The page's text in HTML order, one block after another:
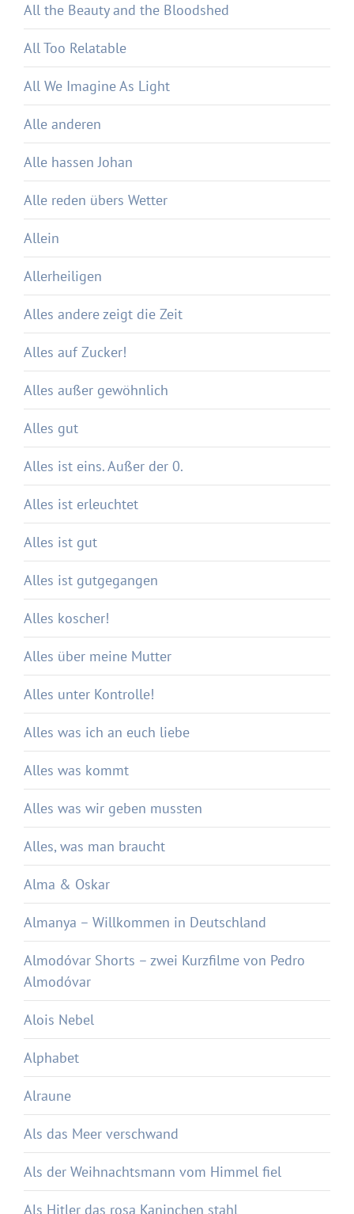
All the Beauty and the Bloodshed
All Too Relatable
All We Imagine As Light
Alle anderen
Alle hassen Johan
Alle reden übers Wetter
Allein
Allerheiligen
Alles andere zeigt die Zeit
Alles auf Zucker!
Alles außer gewöhnlich
Alles gut
Alles ist eins. Außer der 0.
Alles ist erleuchtet
Alles ist gut
Alles ist gutgegangen
Alles koscher!
Alles über meine Mutter
Alles unter Kontrolle!
Alles was ich an euch liebe
Alles was kommt
Alles was wir geben mussten
Alles, was man braucht
Alma & Oskar
Almanya – Willkommen in Deutschland
Almodóvar Shorts – zwei Kurzfilme von Pedro
Almodóvar
Alois Nebel
Alphabet
Alraune
Als das Meer verschwand
Als der Weihnachtsmann vom Himmel fiel
Als Hitler das rosa Kaninchen stahl